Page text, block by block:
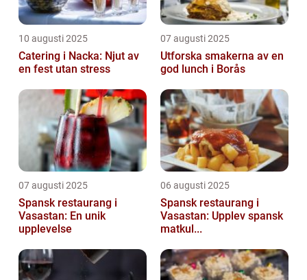
10 augusti 2025
Catering i Nacka: Njut av
en fest utan stress
07 augusti 2025
Utforska smakerna av en
god lunch i Borås
07 augusti 2025
Spansk restaurang i
Vasastan: En unik
upplevelse
06 augusti 2025
Spansk restaurang i
Vasastan: Upplev spansk
matkul...